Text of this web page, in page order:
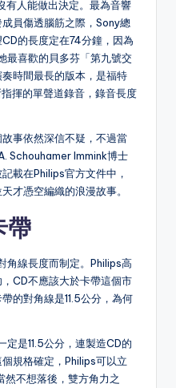
有人能做出決定。最為音響
員傷透腦筋之際，Sony總
的長度定在74分鐘，因為
最喜歡的貝多芬「第九號交
時間最長的版本，是福特
揮的單聲道錄音，錄音長度
事依然深信不疑，不過當
Schouhamer Immink博士
載在Philips官方文件中，
才憑空編織的浪漫故事。
帶
角線長度而制定。Philips高
CD不應該大於卡帶這個市
的對角線是11.5公分，為何
定是11.5公分，連製造CD的
規格確定，Philips可以立
不想落後，雙方角力之